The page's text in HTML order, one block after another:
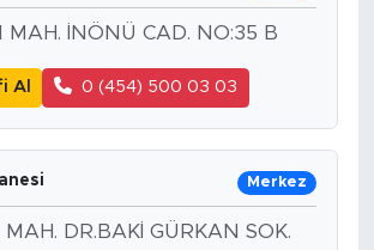
MAH. İNÖNÜ CAD. NO:35 B
Al 0 (454) 500 03 03
Merkez
DR.BAKİ GÜRKAN SOK.